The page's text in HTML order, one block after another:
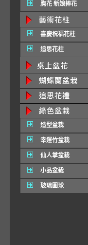
胸花 新娘捧花
喜慶祝福花柱
追思花柱
造型盆栽
幸運竹盆栽
仙人掌盆栽
小品盆栽
玻璃圓球